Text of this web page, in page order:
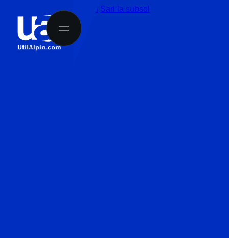
Sari la conținutul principal Sari la subsol